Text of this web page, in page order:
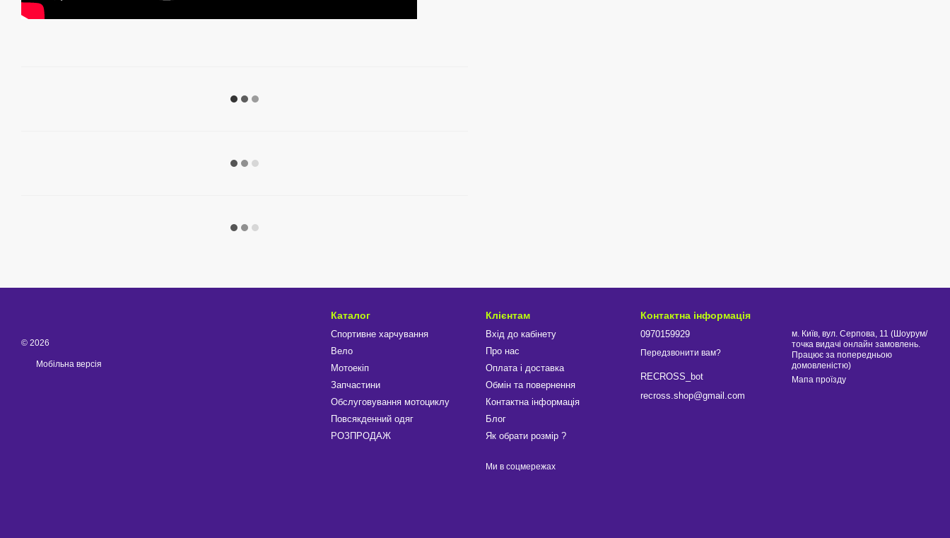
© 2026
Мобільна версія
Каталог
Спортивне харчування
Вело
Мотоекіп
Запчастини
Обслуговування мотоциклу
Повсякденний одяг
РОЗПРОДАЖ
Клієнтам
Вхід до кабінету
Про нас
Оплата і доставка
Обмін та повернення
Контактна інформація
Блог
Як обрати розмір ?
Ми в соцмережах
Контактна інформація
0970159929
Передзвонити вам?
RECROSS_bot
recross.shop@gmail.com
м. Київ, вул. Серпова, 11 (Шоурум/
точка видачі онлайн замовлень.
Працює за попередньою
домовленістю)
Мапа проїзду